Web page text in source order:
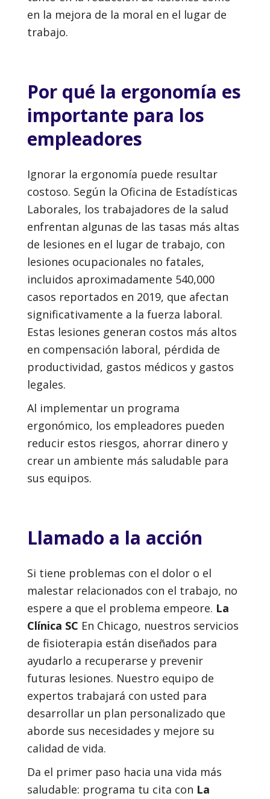
en la mejora de la moral en el lugar de
trabajo.
Por qué la ergonomía es
importante para los
empleadores
Ignorar la ergonomía puede resultar
costoso. Según la Oficina de Estadísticas
Laborales, los trabajadores de la salud
enfrentan algunas de las tasas más altas
de lesiones en el lugar de trabajo, con
lesiones ocupacionales no fatales,
incluidos aproximadamente 540,000
casos reportados en 2019, que afectan
significativamente a la fuerza laboral.
Estas lesiones generan costos más altos
en compensación laboral, pérdida de
productividad, gastos médicos y gastos
legales.
Al implementar un programa
ergonómico, los empleadores pueden
reducir estos riesgos, ahorrar dinero y
crear un ambiente más saludable para
sus equipos.
Llamado a la acción
Si tiene problemas con el dolor o el
malestar relacionados con el trabajo, no
espere a que el problema empeore. La
Clínica SC En Chicago, nuestros servicios
de fisioterapia están diseñados para
ayudarlo a recuperarse y prevenir
futuras lesiones. Nuestro equipo de
expertos trabajará con usted para
desarrollar un plan personalizado que
aborde sus necesidades y mejore su
calidad de vida.
Da el primer paso hacia una vida más
saludable: programa tu cita con La